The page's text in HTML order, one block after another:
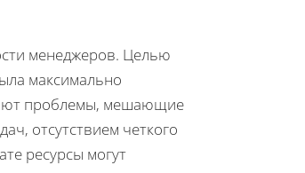
менеджеров. Целью
максимально
проблемы, мешающие
отсутствием четкого
ресурсы могут